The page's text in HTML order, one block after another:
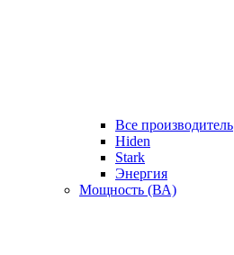
Все производитель
Hiden
Stark
Энергия
Мощность (ВА)